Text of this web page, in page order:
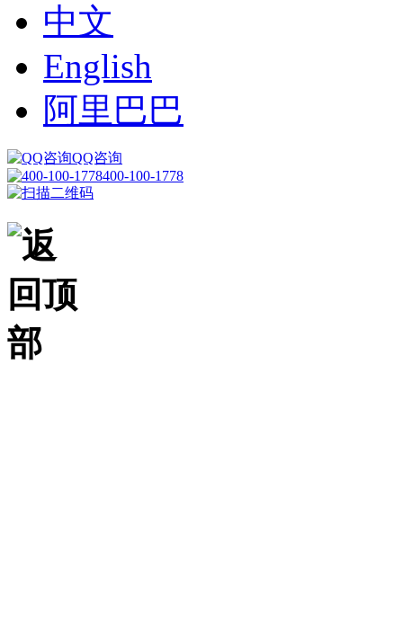
中文
English
阿里巴巴
QQ咨询
400-100-1778